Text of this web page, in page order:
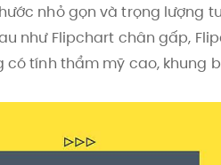
nhỏ gọn và trọng lượng
như Flipchart chân gấp,
tính thẩm mỹ cao,